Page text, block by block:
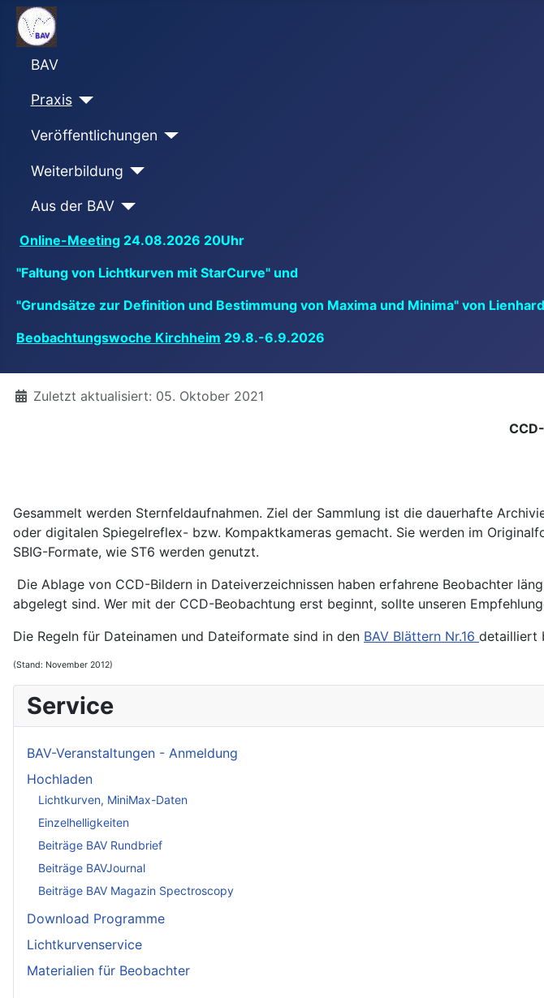
BAV
Praxis
Veröffentlichungen
Weiterbildung
Aus der BAV
Online-Meeting 24.08.2026 20Uhr
"Faltung von Lichtkurven mit StarCurve" und
"Grundsätze zur Definition und Bestimmung von Maxima und Minima" von
Beobachtungswoche Kirchheim 29.8.-6.9.2026
DetailsZuletzt aktualisiert: 05. Oktober 2021
Gesammelt werden Sternfeldaufnahmen. Ziel der Sammlung ist die dauerhafte
oder digitalen Spiegelreflex- bzw. Kompaktkameras gemacht. Sie werden im
SBIG-Formate, wie ST6 werden genutzt.
Die Ablage von CCD-Bildern in Dateiverzeichnissen haben erfahrene Beobachter
abgelegt sind. Wer mit der CCD-Beobachtung erst beginnt, sollte unseren
Die Regeln für Dateinamen und Dateiformate sind in den BAV Blättern Nr.16 detailliert
(Stand: November 2012)
Service
BAV-Veranstaltungen - Anmeldung
Hochladen
Lichtkurven, MiniMax-Daten
Einzelhelligkeiten
Beiträge BAV Rundbrief
Beiträge BAVJournal
Beiträge BAV Magazin Spectroscopy
Download Programme
Lichtkurvenservice
Materialien für Beobachter